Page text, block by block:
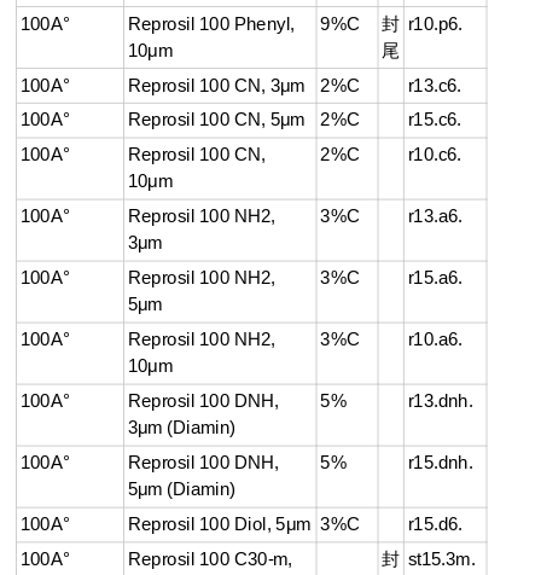
100A°
Reprosil 100 Phenyl,
10μm
9%C
封
尾
r10.p6.
100A° Reprosil 100 CN, 3μm 2%C
r13.c6.
100A°
Reprosil 100 CN, 5μm 2%C r15.c6.
100A° Reprosil 100 CN,
10μm
2%C r10.c6.
100A°
Reprosil 100 NH2,
3μm
3%C r13.a6.
100A°
Reprosil 100 NH2,
5μm
3%C r15.a6.
100A°
Reprosil 100 NH2,
10μm
3%C r10.a6.
100A°
Reprosil 100 DNH,
3μm (Diamin)
5% r13.dnh.
100A°
Reprosil 100 DNH,
5μm (Diamin)
5% r15.dnh.
100A° Reprosil 100 Diol, 5μm 3%C
r15.d6.
100A°
Reprosil 100 C30-m,
封 st15.3m.